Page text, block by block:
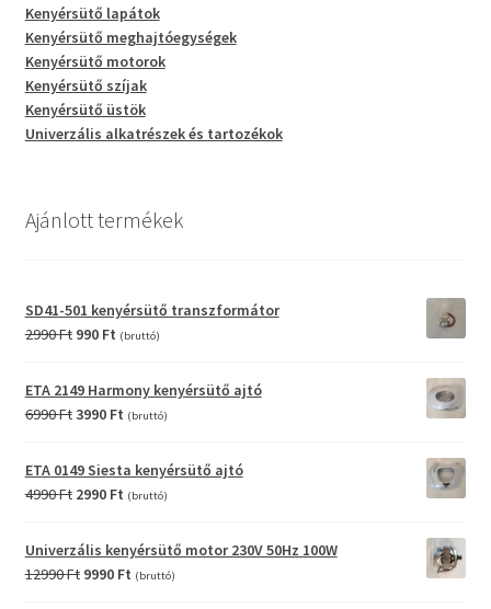
Kenyérsütő lapátok
Kenyérsütő meghajtóegységek
Kenyérsütő motorok
Kenyérsütő szíjak
Kenyérsütő üstök
Univerzális alkatrészek és tartozékok
Ajánlott termékek
SD41-501 kenyérsütő transzformátor
2990Ft Original
was:
2990 Ft.
990 FtCurrent
990 Ft.
(bruttó)
ETA 2149 Harmony kenyérsütő ajtó
6990FtOriginal
was:
6990 Ft.
3990 FtCurrent
is:
3990 Ft.
(bruttó)
ETA 0149 Siesta kenyérsütő ajtó
4990Ft Original
was:
4990 Ft.
2990 FtCurrent
2990 Ft.
(bruttó)
Univerzális kenyérsütő motor 230V 50Hz 100W
12990Ft Original
9990 FtCurrent
(bruttó)